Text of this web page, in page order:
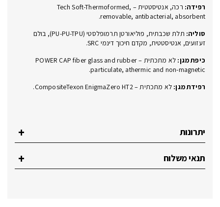
רפידה:
רכה, אנטיסטטית – Tech Soft-Thermoformed,
removable, antibacterial, absorbent.
סוליה:
תלת שכבתית, פוליאורטן תרמופלסטי (PU-PU-TPU), בולם
זעזועים, אנטיסטטית, מקדם חיכוך דינמי SRC.
כיפת מגן:
לא מתכתית – POWER CAP fiber glass and rubber
particulate, athermic and non-magnetic.
רפידת מגן: לא מתכתית – CompositeTexon EnigmaZero HT2.
יתרונות
תנאי משלוח